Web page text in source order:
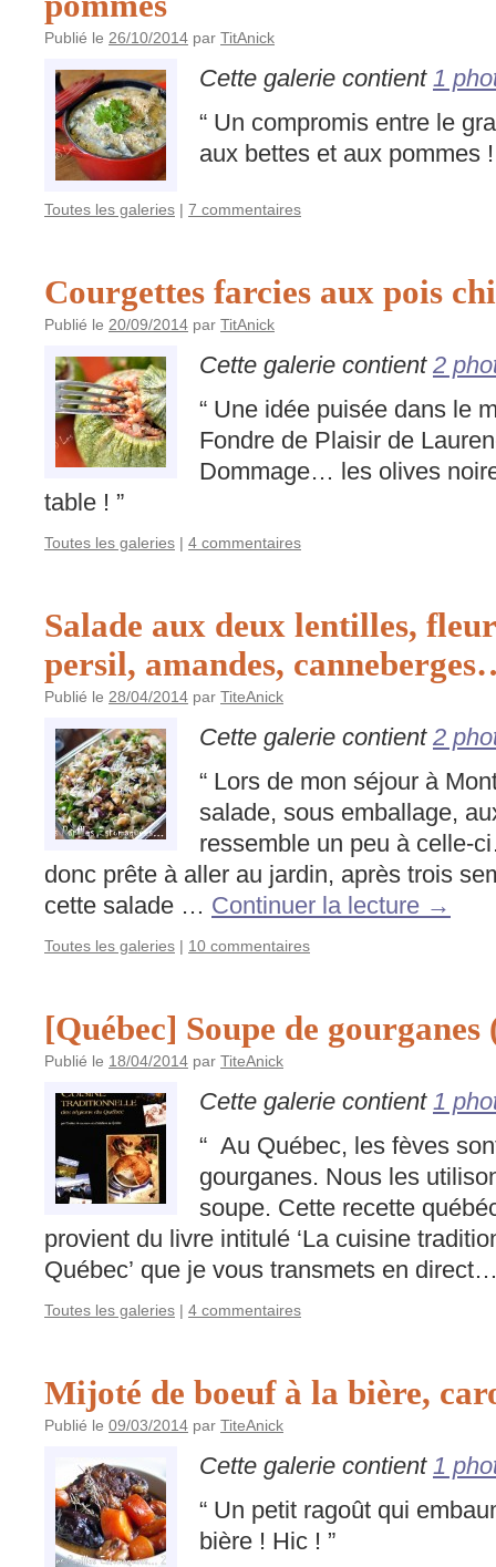
Publié le 26/10/2014 par TitAnick
Cette galerie contient 1
“ Un compromis entre le
aux bettes et aux pommes !
Toutes les galeries | 7 commentaires
Courgettes farcies aux pois
Publié le 20/09/2014 par TitAnick
Cette galerie contient 2
“ Une idée puisée dans le
Fondre de Plaisir de
Dommage… les olives
table ! ”
Toutes les galeries | 4 commentaires
Salade aux deux lentilles,
persil, amandes,
Publié le 28/04/2014 par TiteAnick
Cette galerie contient 2
“ Lors de mon séjour à
salade, sous emballage,
ressemble un peu à celle-
donc prête à aller au jardin, après trois
cette salade … Continuer la lecture →
Toutes les galeries | 10 commentaires
[Québec] Soupe de gourganes
Publié le 18/04/2014 par TiteAnick
Cette galerie contient 1
“ Au Québec, les fèves
gourganes. Nous les
soupe. Cette recette
provient du livre intitulé ‘La cuisine
Québec’ que je vous transmets en
Toutes les galeries | 4 commentaires
Mijoté de boeuf à la bière,
Publié le 09/03/2014 par TiteAnick
Cette galerie contient 1
“ Un petit ragoût qui
bière ! Hic ! ”